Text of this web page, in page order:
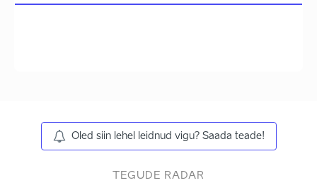
Oled siin lehel leidnud vigu? Saada teade!
TEGUDE RADAR